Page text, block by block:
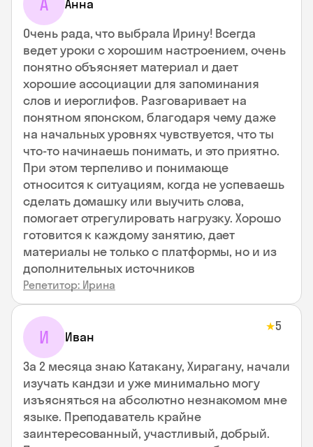
А Анна
Очень рада, что выбрала Ирину! Всегда
ведет уроки с хорошим настроением, очень
понятно объясняет материал и дает
хорошие ассоциации для запоминания
слов и иероглифов. Разговаривает на
понятном японском, благодаря чему даже
на начальных уровнях чувствуется, что ты
что-то начинаешь понимать, и это приятно.
При этом терпеливо и понимающе
относится к ситуациям, когда не успеваешь
сделать домашку или выучить слова,
помогает отрегулировать нагрузку. Хорошо
готовится к каждому занятию, дает
материалы не только с платформы, но и из
дополнительных источников
Репетитор: Ирина
И Иван
★5
За 2 месяца знаю Катакану, Хирагану, начали
изучать кандзи и уже минимально могу
изъясняться на абсолютно незнакомом мне
языке. Преподаватель крайне
заинтересованный, участливый, добрый.